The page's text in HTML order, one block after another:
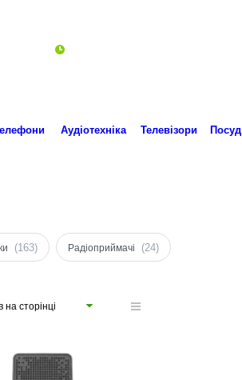
Аудіотехніка Телевізори Посуд
(163) Радіоприймачі (24)
на сторінці